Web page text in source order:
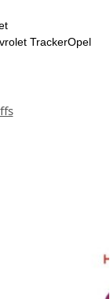
TrackerOpel